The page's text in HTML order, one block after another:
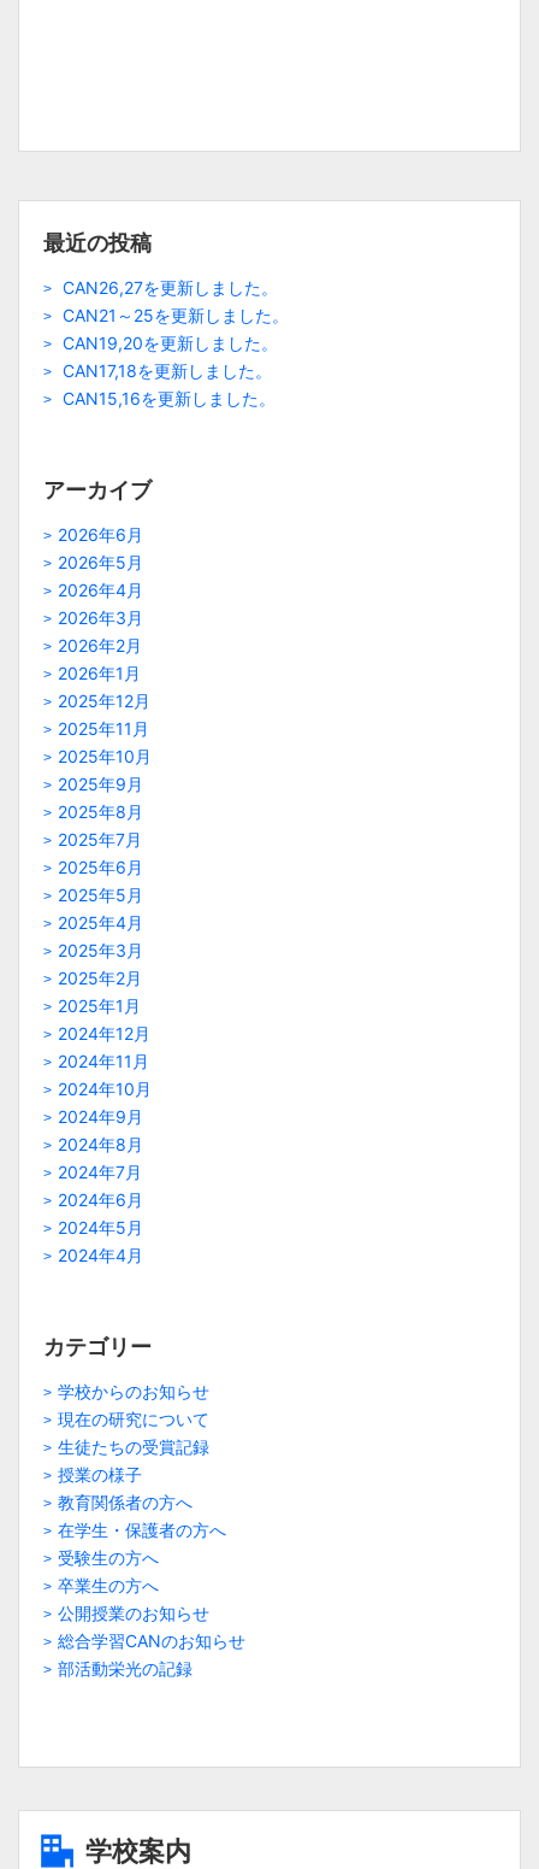
最近の投稿
CAN26,27を更新しました。
CAN21～25を更新しました。
CAN19,20を更新しました。
CAN17,18を更新しました。
CAN15,16を更新しました。
アーカイブ
2026年6月
2026年5月
2026年4月
2026年3月
2026年2月
2026年1月
2025年12月
2025年11月
2025年10月
2025年9月
2025年8月
2025年7月
2025年6月
2025年5月
2025年4月
2025年3月
2025年2月
2025年1月
2024年12月
2024年11月
2024年10月
2024年9月
2024年8月
2024年7月
2024年6月
2024年5月
2024年4月
カテゴリー
学校からのお知らせ
現在の研究について
生徒たちの受賞記録
授業の様子
教育関係者の方へ
在学生・保護者の方へ
受験生の方へ
卒業生の方へ
公開授業のお知らせ
総合学習CANのお知らせ
部活動栄光の記録
学校案内